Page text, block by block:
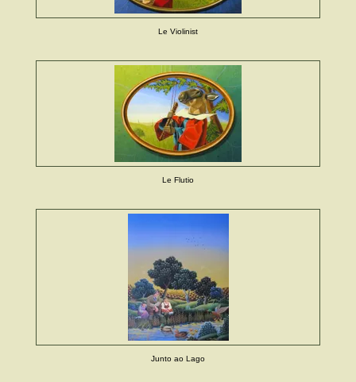
Le Violinist
Le Flutio
Junto ao Lago